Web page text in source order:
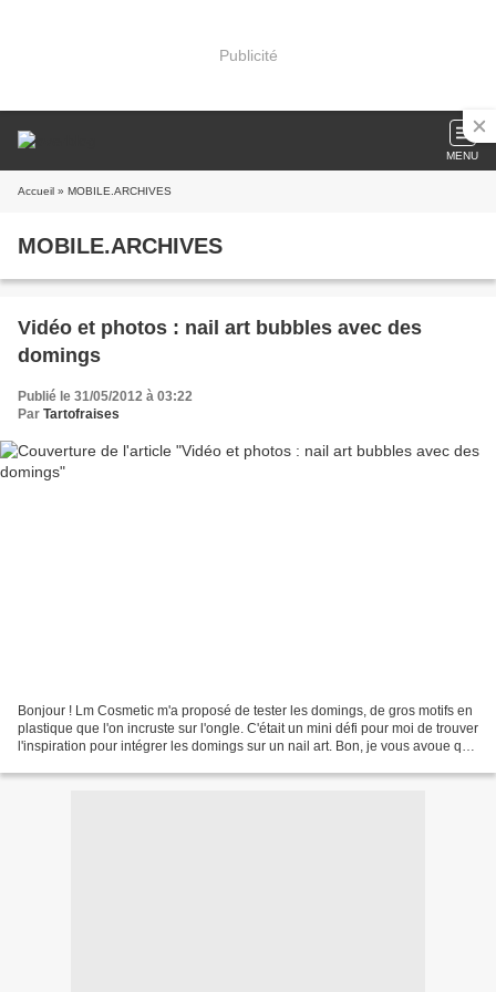
Publicité
MENU
Accueil » MOBILE.ARCHIVES
MOBILE.ARCHIVES
Vidéo et photos : nail art bubbles avec des
domings
Publié le 31/05/2012 à 03:22
Par Tartofraises
Bonjour ! Lm Cosmetic m'a proposé de tester les domings, de gros motifs en
plastique que l'on incruste sur l'ongle. C'était un mini défi pour moi de trouver
l'inspiration pour intégrer les domings sur un nail art. Bon, je vous avoue que